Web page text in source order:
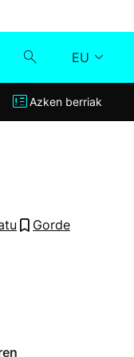
EU
Klisk
Azken berriak
Gorde